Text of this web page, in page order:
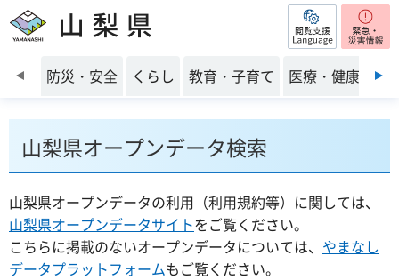
山梨県 閲覧支援
前のスライドを表示
防災・安全 くらし 教育・子育て 医療・健康・福
山梨県オープンデータ検索
山梨県オープンデータの利用（利用規約等）に関しては、
山梨県オープンデータサイトをご覧ください。
こちらに掲載のないオープンデータについては、 やまなし
データプラットフォームもご覧ください。